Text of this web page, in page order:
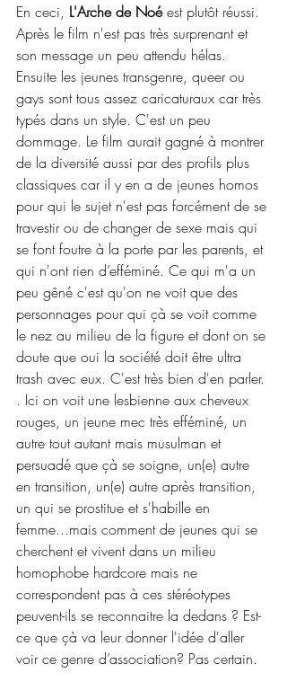
En ceci, L'Arche de Noé est plutôt réussi.
Après le film n'est pas très surprenant et
son message un peu attendu hélas.
Ensuite les jeunes transgenre, queer ou
gays sont tous assez caricaturaux car très
typés dans un style. C'est un peu
dommage. Le film aurait gagné à montrer
de la diversité aussi par des profils plus
classiques car il y en a de jeunes homos
pour qui le sujet n'est pas forcément de se
travestir ou de changer de sexe mais qui
se font foutre à la porte par les parents, et
qui n'ont rien d’efféminé. Ce qui m'a un
peu gêné c'est qu'on ne voit que des
personnages pour qui çà se voit comme
le nez au milieu de la figure et dont on se
doute que oui la société doit être ultra
trash avec eux. C'est très bien d'en parler.
. Ici on voit une lesbienne aux cheveux
rouges, un jeune mec très efféminé, un
autre tout autant mais musulman et
persuadé que çà se soigne, un(e) autre
en transition, un(e) autre après transition,
un qui se prostitue et s'habille en
femme...mais comment de jeunes qui se
cherchent et vivent dans un milieu
homophobe hardcore mais ne
correspondent pas à ces stéréotypes
peuvent-ils se reconnaitre la dedans ? Est-
ce que çà va leur donner l'idée d'aller
voir ce genre d’association? Pas certain.